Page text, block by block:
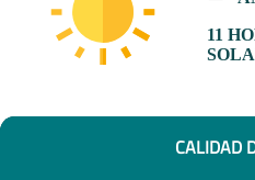
11
CALIDAD